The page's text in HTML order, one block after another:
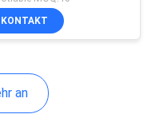
23
KONTAKT
an